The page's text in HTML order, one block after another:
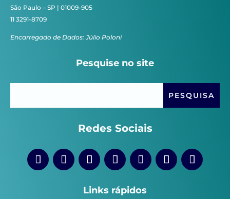
São Paulo – SP | 01009-905
11 3291-8709
Encarregado de Dados: Júlio Poloni
Pesquise no site
Redes Sociais
Links rápidos